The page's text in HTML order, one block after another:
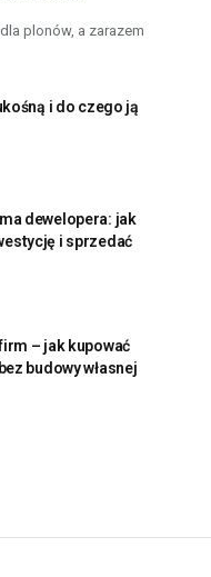
plonów, a zarazem
i do czego ją
dewelopera: jak
i sprzedać
– jak kupować
budowy własnej